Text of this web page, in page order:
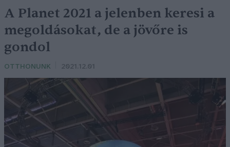
A Planet 2021 a jelenben keresi a
megoldásokat, de a jövőre is
gondol
OTTHONUNK 2021.12.01